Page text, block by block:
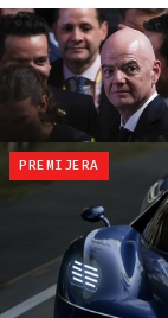
PREMIJERA